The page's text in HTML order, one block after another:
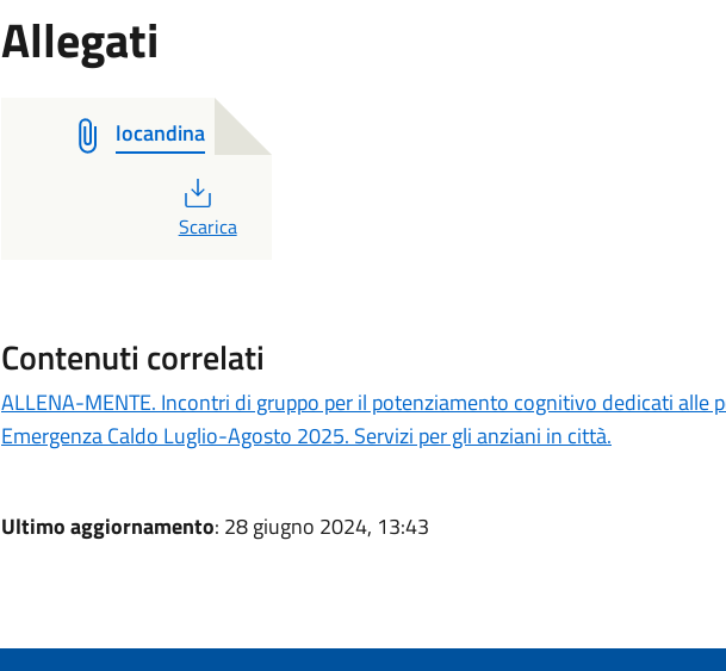
Allegati
locandina
PDF
Scarica
Contenuti correlati
ALLENA-MENTE. Incontri di gruppo per il potenziamento cognitivo dedicati alle
Emergenza Caldo Luglio-Agosto 2025. Servizi per gli anziani in città.
Ultimo aggiornamento: 28 giugno 2024, 13:43